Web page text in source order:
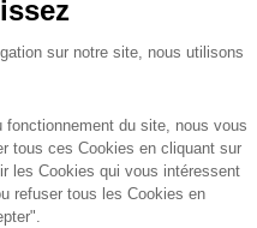
du
sur notre site, nous utilisons
fonctionnement du site, nous vous
tous ces Cookies en cliquant sur
les Cookies qui vous intéressent
refuser tous les Cookies en